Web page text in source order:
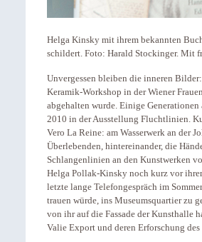
Helga Kinsky mit ihrem bekannten
schildert. Foto: Harald Stockinger. Mit
Unvergessen bleiben die inneren
Keramik-Workshop in der Wiener
abgehalten wurde. Einige
2010 in der Ausstellung Fluchtlinien.
Vero La Reine: am Wasserwerk an der
Überlebenden, hintereinander, die
Schlangenlinien an den Kunstwerken
Helga Pollak-Kinsky noch kurz vor
letzte lange Telefongespräch im
trauen würde, ins Museumsquartier zu
von ihr auf die Fassade der Kunsthalle
Valie Export und deren Erforschung